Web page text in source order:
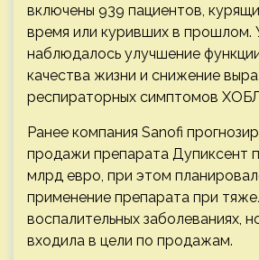
включены 939 пациентов,
время или куривших в прошлом.
наблюдалось улучшение функции
качества жизни и снижение
респираторных симптомов
Ранее компания Sanofi
продажи препарата Дупиксент
млрд евро, при этом
применение препарата при
воспалительных заболеваниях,
входила в цели по продажам.